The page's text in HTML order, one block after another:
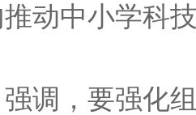
动中小学科
，要强化组